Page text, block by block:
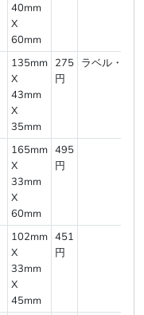
40mm
X
60mm
135mm
X
43mm
X
35mm
275
円
ラベル・底
165mm
X
33mm
X
60mm
495
円
102mm
X
33mm
X
45mm
451
円